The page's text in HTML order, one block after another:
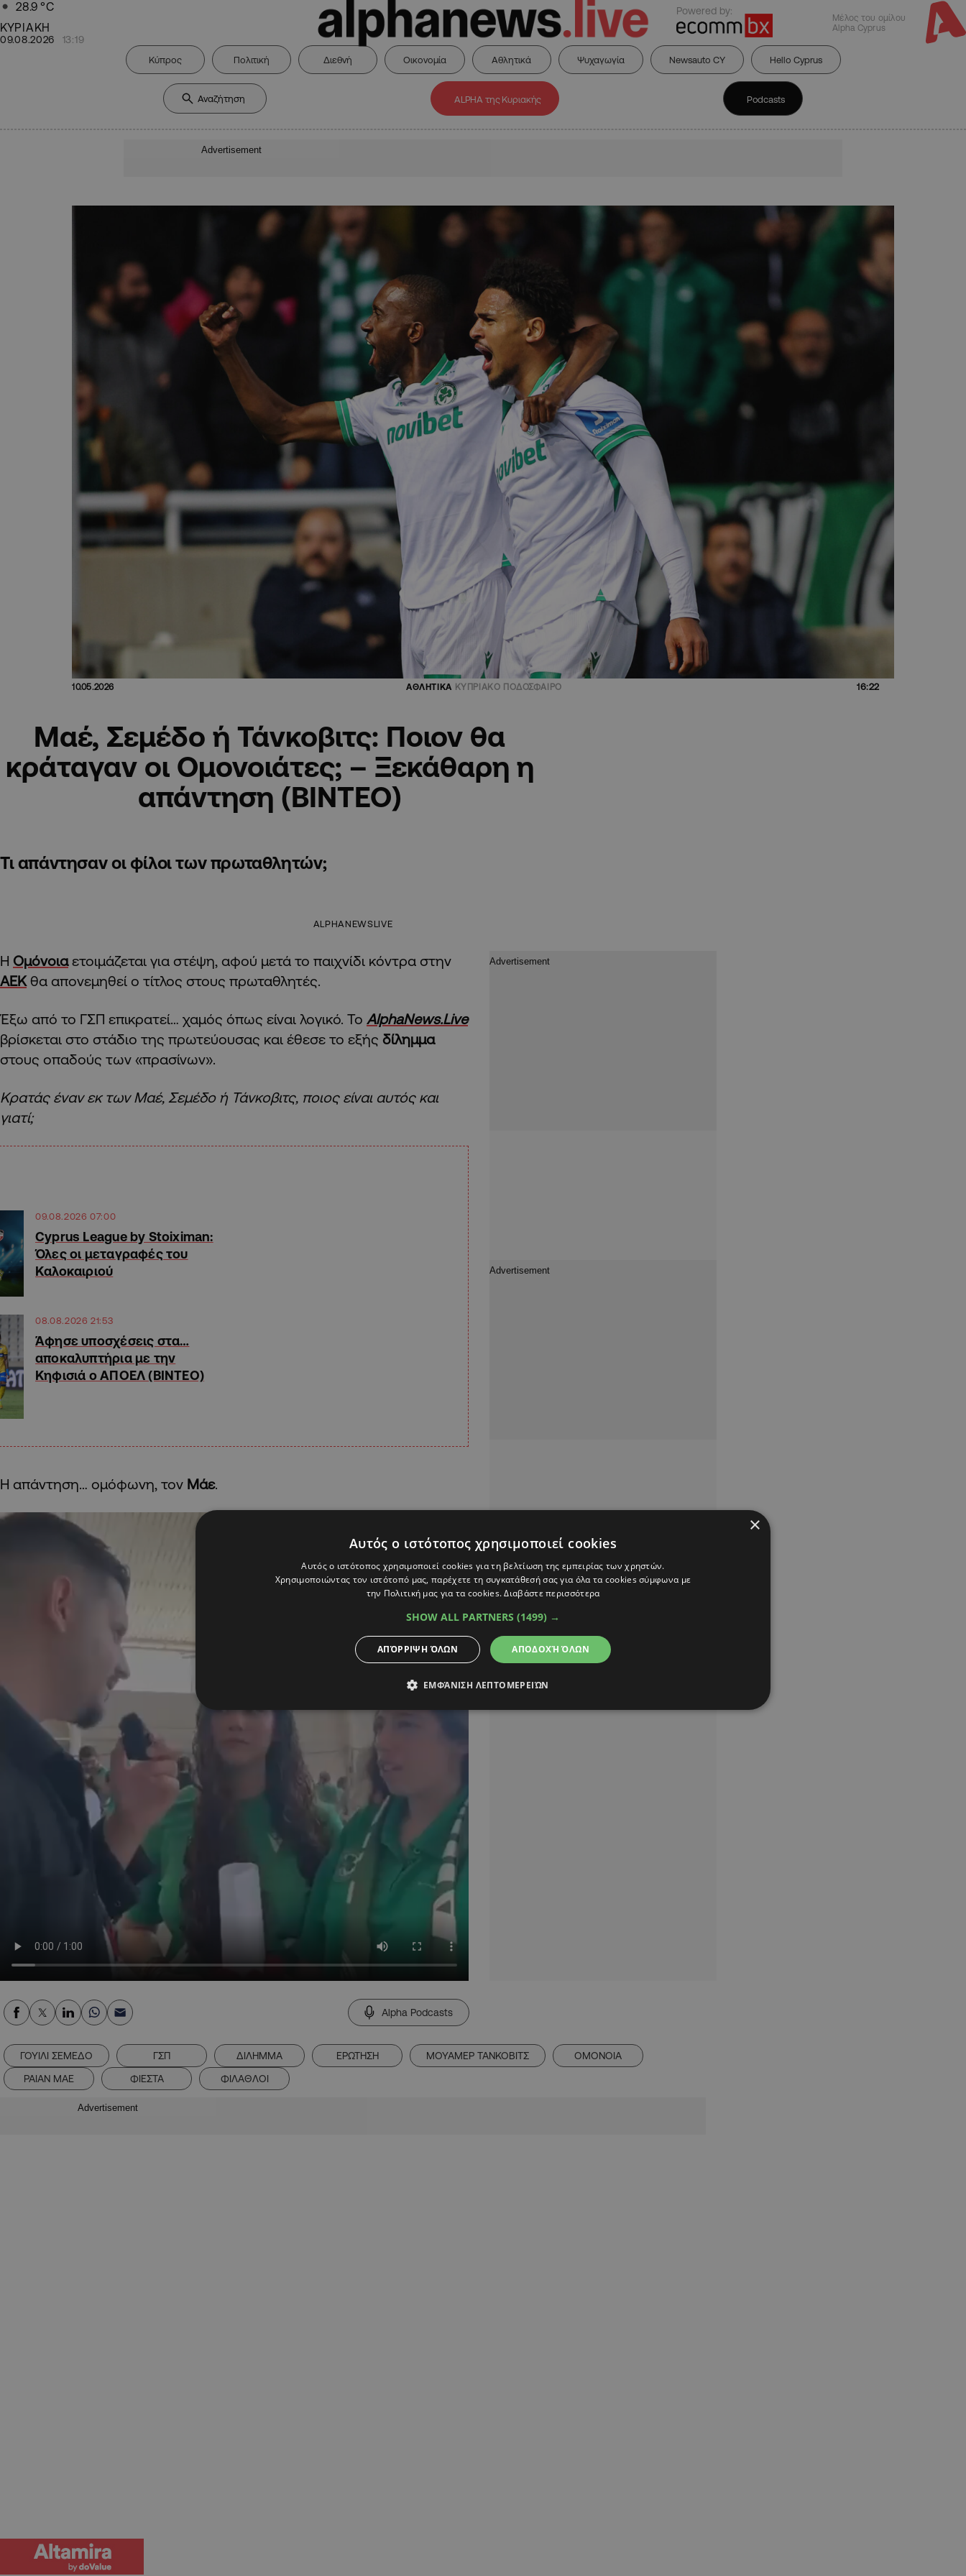
28.9 °C
ΚΥΡΙΑΚΗ
09.08.2026 13:19
Powered by:
Μέλος του ομίλου
Alpha Cyprus
Κύπρος Πολιτική Διεθνή Οικονομία Αθλητικά Ψυχαγωγία Newsauto CY Hello Cyprus
ALPHA της Κυριακής Podcasts
Advertisement
10.05.2026 ΑΘΛΗΤΙΚΑ ΚΥΠΡΙΑΚΟ ΠΟΔΟΣΦΑΙΡΟ 16:22
Μαέ, Σεμέδο ή Τάνκοβιτς: Ποιον θα
κράταγαν οι Ομονοιάτες; – Ξεκάθαρη η
απάντηση (ΒΙΝΤΕΟ)
Τι απάντησαν οι φίλοι των πρωταθλητών;
ALPHANEWSLIVE
Η Ομόνοια ετοιμάζεται για στέψη, αφού μετά το παιχνίδι κόντρα στην
ΑΕΚθα απονεμηθεί ο τίτλος στους πρωταθλητές.
Έξω από το ΓΣΠ επικρατεί… χαμός όπως είναι λογικό. Το AlphaNews.Live
βρίσκεται στο στάδιο της πρωτεύουσας και έθεσε το εξής δίλημμα
στους οπαδούς των «πρασίνων».
Κρατάς έναν εκ των Μαέ, Σεμέδο ή Τάνκοβιτς, ποιος είναι αυτός και
γιατί;
09.08.2026 07:00
Cyprus League by Stoiximan:
Όλες οι μεταγραφές του
Καλοκαιριού
08.08.2026 21:53
Άφησε υποσχέσεις στα…
αποκαλυπτήρια με την
Κηφισιά ο ΑΠΟΕΛ (ΒΙΝΤΕΟ)
Η απάντηση… ομόφωνη, τον Μάε.
Alpha Podcasts
ΓΟΥΙΛΙ ΣΕΜΕΔΟ ΓΣΠ ΔΙΛΗΜΜΑ ΕΡΩΤΗΣΗ ΜΟΥΑΜΕΡ ΤΑΝΚΟΒΙΤΣ
ΟΜΟΝΟΙΑ
ΡΑΙΑΝ ΜΑΕ
ΦΙΕΣΤΑ ΦΙΛΑΘΛΟΙ
Advertisement
×
Αυτός ο ιστότοπος χρησιμοποιεί cookies
Αυτός ο ιστότοπος χρησιμοποιεί cookies για τη βελτίωση της εμπειρίας των χρηστών.
Χρησιμοποιώντας τον ιστότοπό μας, παρέχετε τη συγκατάθεσή σας για όλα τα cookies σύμφωνα με
την Πολιτική μας για τα cookies.Διαβάστε περισσότερα
SHOW ALL PARTNERS (1499) →
ΑΠΟΔΟΧΉ ΌΛΩΝ
ΑΠΌΡΡΙΨΗ ΌΛΩΝ
ΕΜΦΆΝΙΣΗ ΛΕΠΤΟΜΕΡΕΙΏΝ